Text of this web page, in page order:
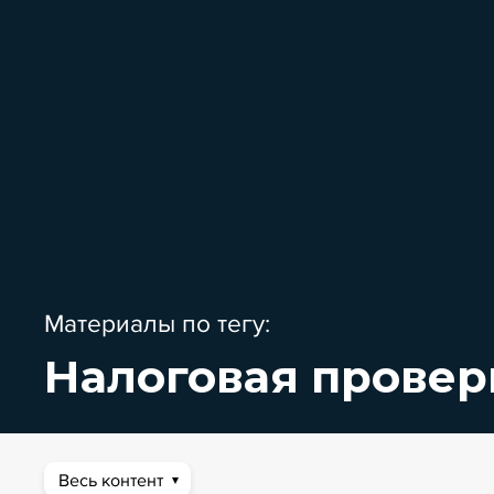
Материалы по тегу:
Налоговая
Весь контент